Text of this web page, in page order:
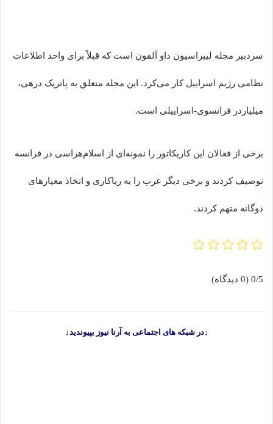
سردبیر مجله لیبراسیون داو آلفون است که قبلاً برای واحد اطلاعات
نظامی رژیم اسراییل کار می‌کرد. این مجله متعلق به پاتریک درهی،
میلیاردر فرانسوی-اسراییلی است.
برخی از فعالان این کاریکاتور را نمونه‌ای از اسلام‌هراسی در فرانسه
توصیف کردند و برخی دیگر غرب را به ریاکاری و اتخاذ معیار‌های
دوگانه متهم کردند.
0/5 (0 دیدگاه)
↓در شبکه های اجتماعی به آرنا نیوز بپیوندید↓